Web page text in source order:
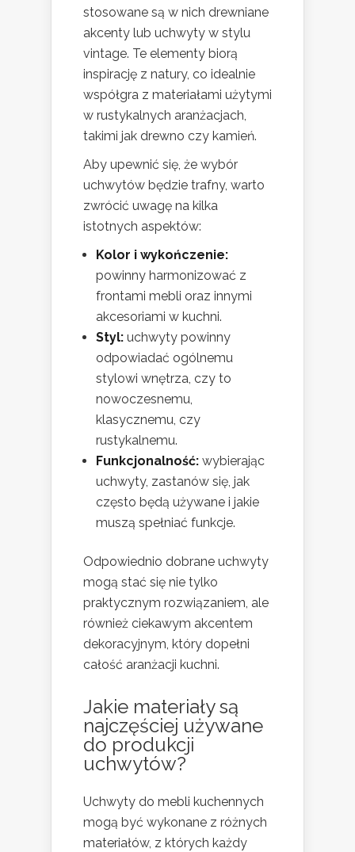
stosowane są w nich drewniane
akcenty lub uchwyty w stylu
vintage. Te elementy biorą
inspirację z natury, co idealnie
współgra z materiałami użytymi
w rustykalnych aranżacjach,
takimi jak drewno czy kamień.
Aby upewnić się, że wybór
uchwytów będzie trafny, warto
zwrócić uwagę na kilka
istotnych aspektów:
Kolor i wykończenie:
powinny harmonizować z
frontami mebli oraz innymi
akcesoriami w kuchni.
Styl: uchwyty powinny
odpowiadać ogólnemu
stylowi wnętrza, czy to
nowoczesnemu,
klasycznemu, czy
rustykalnemu.
Funkcjonalność: wybierając
uchwyty, zastanów się, jak
często będą używane i jakie
muszą spełniać funkcje.
Odpowiednio dobrane uchwyty
mogą stać się nie tylko
praktycznym rozwiązaniem, ale
również ciekawym akcentem
dekoracyjnym, który dopełni
całość aranżacji kuchni.
Jakie materiały są
najczęściej używane
do produkcji
uchwytów?
Uchwyty do mebli kuchennych
mogą być wykonane z różnych
materiałów, z których każdy